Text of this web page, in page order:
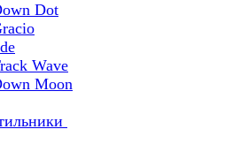
Dot
Wave
Moon